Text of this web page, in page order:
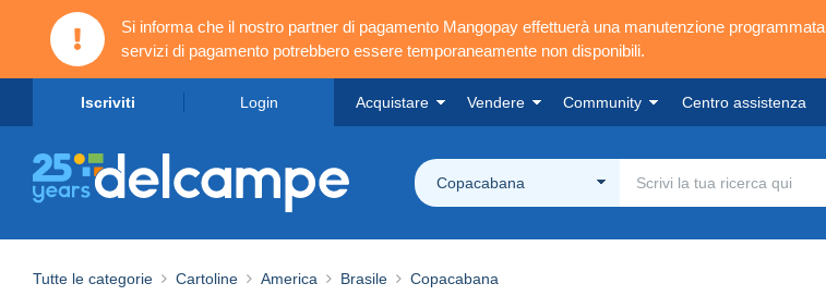
Si informa che il nostro partner di pagamento Mangopay effettuerà una manutenzione programmata
servizi di pagamento potrebbero essere temporaneamente non disponibili.
Iscriviti Login Acquistare Vendere Community Centro assistenza
Copacabana
Tutte le categorie Cartoline America Brasile Copacabana